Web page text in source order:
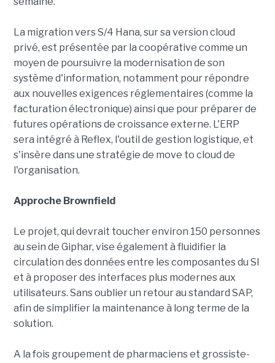
La migration vers S/4 Hana, sur sa version cloud
privé, est présentée par la coopérative comme un
moyen de poursuivre la modernisation de son
système d'information, notamment pour répondre
aux nouvelles exigences réglementaires (comme la
facturation électronique) ainsi que pour préparer de
futures opérations de croissance externe. L'ERP
sera intégré à Reflex, l'outil de gestion logistique, et
s'insère dans une stratégie de move to cloud de
l'organisation.
Approche Brownfield
Le projet, qui devrait toucher environ 150 personnes
au sein de Giphar, vise également à fluidifier la
circulation des données entre les composantes du SI
et à proposer des interfaces plus modernes aux
utilisateurs. Sans oublier un retour au standard SAP,
afin de simplifier la maintenance à long terme de la
solution.
A la fois groupement de pharmaciens et grossiste-